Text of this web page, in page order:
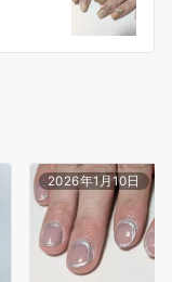
2026年1月10日